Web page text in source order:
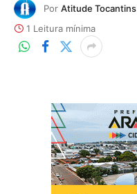
Por Atitude Tocantins
1 Leitura mínima